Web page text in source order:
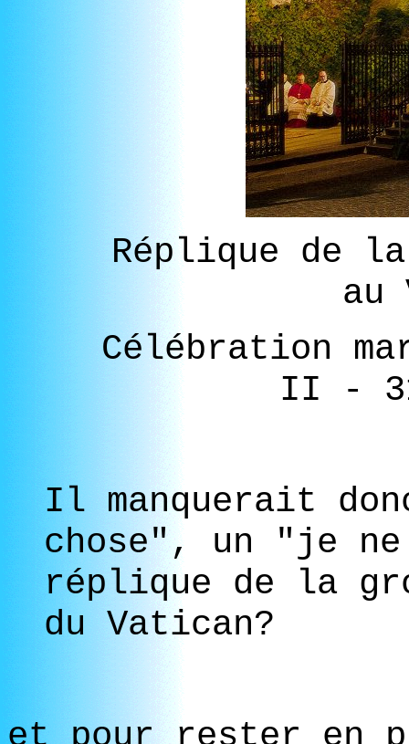
Réplique de
au
Célébration
II -
Il manquerait
chose", un "je
réplique de la
du Vatican?